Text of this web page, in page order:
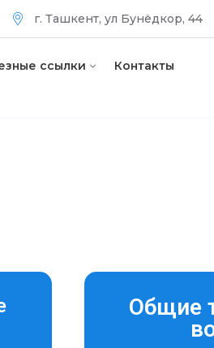
г. Ташкент, ул Бунёдкор, 44
ссылки
Контакты
Общие